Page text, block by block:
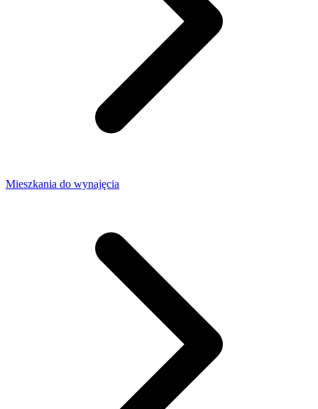
Mieszkania do wynajęcia